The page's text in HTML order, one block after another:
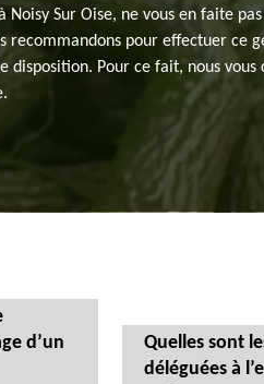
Sur Oise, ne vous en faite
recommandons pour effectuer ce
Pour ce fait, nous vous
d’un
Quelles sont
déléguées à